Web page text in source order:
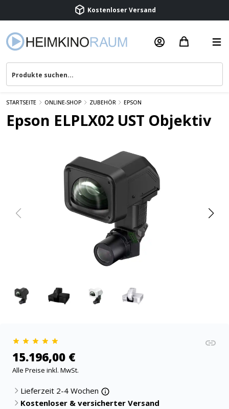
Beratung & Service
STARTSEITE ONLINE-SHOP ZUBEHÖR EPSON
Epson ELPLX02 UST Objektiv
15.196,00 €
Alle Preise inkl. MwSt.
Lieferzeit 2-4 Wochen
Kostenloser & versicherter Versand